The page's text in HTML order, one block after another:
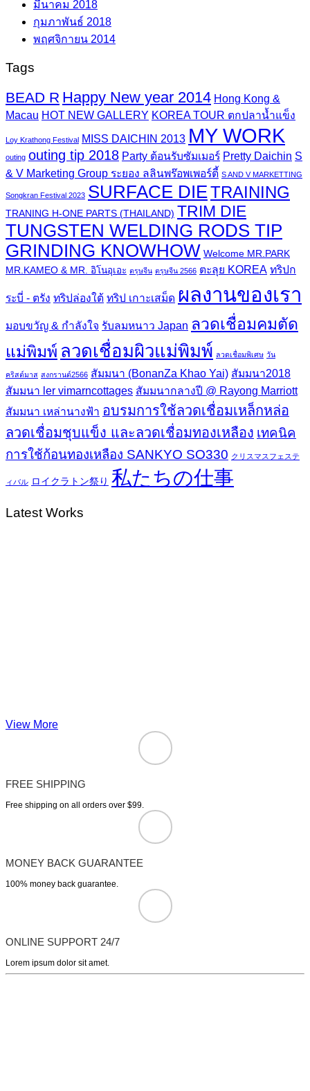
มีนาคม 2018
กุมภาพันธ์ 2018
พฤศจิกายน 2014
Tags
BEAD R Happy New year 2014 Hong Kong &
Macau HOT NEW GALLERY KOREA TOUR ตกปลาน้ำแข็ง
Loy Krathong Festival MISS DAICHIN 2013 MY WORK
outing outing tip 2018 Party ต้อนรับซัมเมอร์ Pretty Daichin S
& V Marketing Group ระยอง ลลินพร๊อพเพอร์ตี้ S AND V MARKETTING
Songkran Festival 2023 SURFACE DIETRAINING
TRANING H-ONE PARTS (THAILAND) TRIM DIE
TUNGSTEN WELDING RODS TIP
GRINDING KNOWHOW Welcome MR.PARK
MR.KAMEO & MR. อิโนอุเอะ ตรุษจีน ตรุษจีน 2566 ตะลุย KOREA ทริปก
ระบี่ - ตรัง ทริปล่องใต้ ทริป เกาะเสม็ด ผลงานของเรา
มอบขวัญ & กำลังใจ รับลมหนาว Japan ลวดเชื่อมคมตัด
แม่พิมพ์ ลวดเชื่อมผิวแม่พิมพ์ ลวดเชื่อมพิเศษ วัน
คริสต์มาส สงกรานต์2566 สัมมนา (BonanZa Khao Yai) สัมมนา2018
สัมมนา ler vimarncottages สัมมนากลางปี @ Rayong Marriott
สัมมนา เหล่านางฟ้า อบรมการใช้ลวดเชื่อมเหล็กหล่อ
ลวดเชื่อมชุบแข็ง และลวดเชื่อมทองเหลือง เทคนิค
การใช้ก้อนทองเหลือง SANKYO SO330 クリスマスフェステ
ィバル ロイクラトン祭り 私たちの仕事
Latest Works
View More
FREE SHIPPING
Free shipping on all orders over $99.
MONEY BACK GUARANTEE
100% money back guarantee.
ONLINE SUPPORT 24/7
Lorem ipsum dolor sit amet.